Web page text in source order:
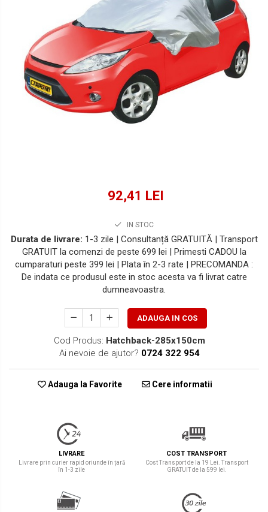
Lichide Suspensie Motociclete
Lichide Întreținere
Aditivi
Lichide Întreținere Autoturisme
Lichide Întreținere Camioane
Lichide Întreținere Motociclete
92,41 LEI
IN STOC
Durata de livrare: 1-3 zile | Consultanță GRATUITĂ | Transport
GRATUIT la comenzi de peste 699 lei | Primesti CADOU la
cumparaturi peste 399 lei | Plata în 2-3 rate | PRECOMANDA :
De indata ce produsul este in stoc acesta va fi livrat catre
dumneavoastra.
ADAUGA IN COS
Cod Produs: Hatchback-285x150cm
Ai nevoie de ajutor? 0724 322 954
Adauga la Favorite Cere informatii
LIVRARE
Livrare prin curier rapid oriunde în țară
în 1-3 zile
COST TRANSPORT
Cost Transport de la 19 Lei. Transport
GRATUIT de la 599 lei.